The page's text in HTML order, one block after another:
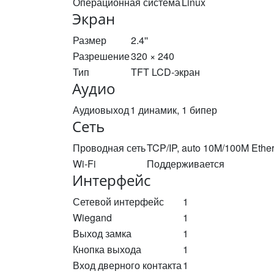
Экран
Размер
2.4''
Разрешение320 × 240
Тип
TFT LCD-экран
Аудио
Аудиовыход1 динамик, 1 бипер
Сеть
Проводная сетьTCP/IP, auto 10M/100M
Wi-Fi
Поддерживается
Интерфейс
Сетевой интерфейс
1
Wiegand
1
Выход замка
1
Кнопка выхода
1
Вход дверного контакта1